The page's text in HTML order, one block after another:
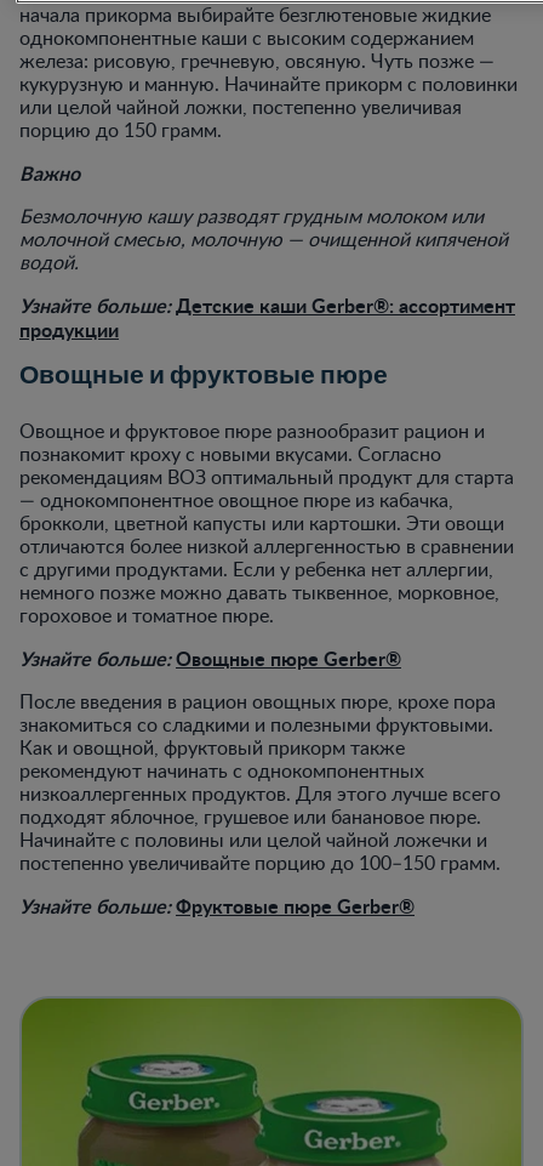
начала прикорма выбирайте безглютеновые жидкие
однокомпонентные каши с высоким содержанием
железа: рисовую, гречневую, овсяную. Чуть позже —
кукурузную и манную. Начинайте прикорм с половинки
или целой чайной ложки, постепенно увеличивая
порцию до 150 грамм.
Важно
Безмолочную кашу разводят грудным молоком или
молочной смесью, молочную — очищенной кипяченой
водой.
Узнайте больше:Детские каши Gerber®: ассортимент
продукции
Овощные и фруктовые пюре
Овощное и фруктовое пюре разнообразит рацион и
познакомит кроху с новыми вкусами. Согласно
рекомендациям ВОЗ оптимальный продукт для старта
— однокомпонентное овощное пюре из кабачка,
брокколи, цветной капусты или картошки. Эти овощи
отличаются более низкой аллергенностью в сравнении
с другими продуктами. Если у ребенка нет аллергии,
немного позже можно давать тыквенное, морковное,
гороховое и томатное пюре.
Узнайте больше:Овощные пюре Gerber®
После введения в рацион овощных пюре, крохе пора
знакомиться со сладкими и полезными фруктовыми.
Как и овощной, фруктовый прикорм также
рекомендуют начинать с однокомпонентных
низкоаллергенных продуктов. Для этого лучше всего
подходят яблочное, грушевое или банановое пюре.
Начинайте с половины или целой чайной ложечки и
постепенно увеличивайте порцию до 100–150 грамм.
Узнайте больше:Фруктовые пюре Gerber®